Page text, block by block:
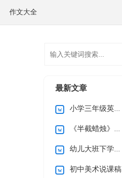
作文大全
最新文章
小学三年级英语说课稿(优选)
《半截蜡烛》说课稿
幼儿大班下学期教学计划
初中美术说课稿